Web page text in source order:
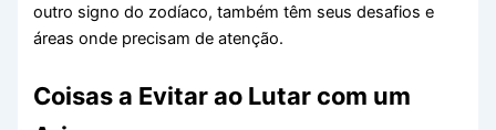
outro signo do zodíaco, também têm seus desafios e
áreas onde precisam de atenção.
Coisas a Evitar ao Lutar com um